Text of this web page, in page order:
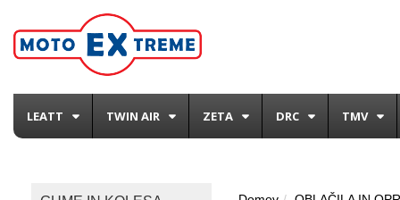
LEATT TWIN AIR ZETA DRC TMV